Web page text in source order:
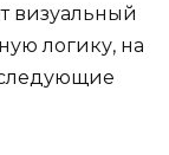
визуальный
логику, на